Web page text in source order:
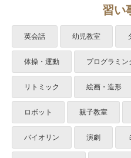
習い
英会話 幼児教室
体操・運動 プログラミン
リトミック 絵画・造形
ロボット 親子教室
バイオリン 演劇